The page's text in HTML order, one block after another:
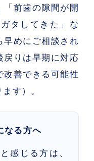
「前歯の隙間が開
タしてきた」な
早めにご相談され
戻りは早期に対応
改善できる可能性
す）。
なる方へ
感じる方は、